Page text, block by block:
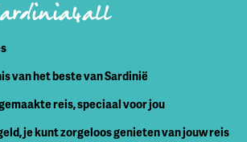
van het beste van Sardinië
reis, speciaal voor jou
je kunt zorgeloos genieten van jouw reis